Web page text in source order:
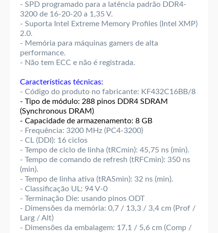
- SPD programado para a latência padrão DDR4-
3200 de 16-20-20 a 1,35 V.
- Suporta Intel Extreme Memory Profiles (Intel XMP)
2.0.
- Memória para máquinas gamers de alta
performance.
- Não tem ECC e não é registrada.
Características técnicas:
- Código do produto no fabricante: KF432C16BB/8
- Tipo de módulo: 288 pinos DDR4 SDRAM
(Synchronous DRAM)
- Capacidade de armazenamento: 8 GB
- Frequência: 3200 MHz (PC4-3200)
- CL (DDI): 16 ciclos
- Tempo de ciclo de linha (tRCmin): 45,75 ns (min).
- Tempo de comando de refresh (tRFCmin): 350 ns
(min).
- Tempo de linha ativa (tRASmin): 32 ns (min).
- Classificação UL: 94 V-0
- Terminação Die: usando pinos ODT
- Dimensões da memória: 0,7 / 13,3 / 3,4 cm (Prof /
Larg / Alt)
- Dimensões da embalagem: 17,1 / 5,6 cm (Comp /